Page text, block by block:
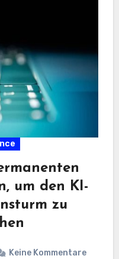
um den KI-
zu
Keine Kommentare